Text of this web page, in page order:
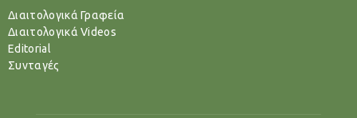
Διαιτολογικά Γραφεία
Διαιτολογικά Videos
Editorial
Συνταγές